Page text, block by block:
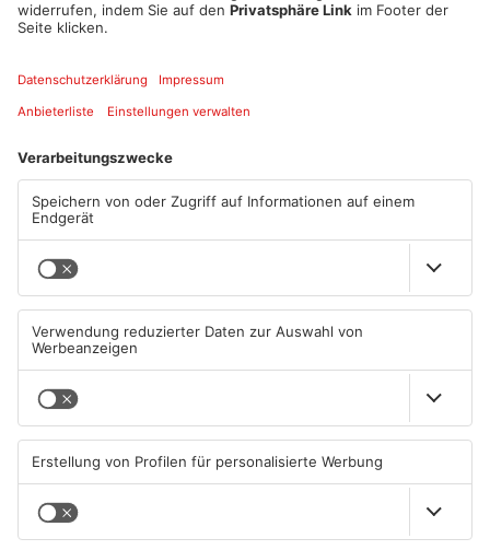
Mehr aus Kreis
Miltenberg
Miltenberg: Alkoholisierter
Rentner überschlägt sich bei
Autounfall
04.08.2026, 13:30 UHR IN KREIS
MILTENBERG
Zustand des Faulbacher
Gemeindewaldes soll erfasst
werden